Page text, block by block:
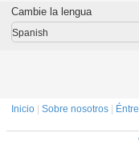
de
ASTM/estándar
del estruendo/de
Precison proceso
Cambie la lengua
Spanish
Inicio| Sobre nosotros|